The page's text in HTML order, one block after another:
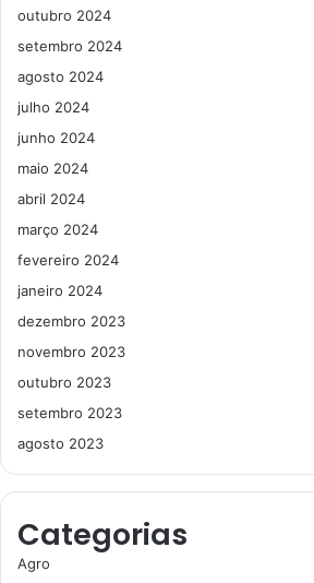
outubro 2024
setembro 2024
agosto 2024
julho 2024
junho 2024
maio 2024
abril 2024
março 2024
fevereiro 2024
janeiro 2024
dezembro 2023
novembro 2023
outubro 2023
setembro 2023
agosto 2023
Categorias
Agro